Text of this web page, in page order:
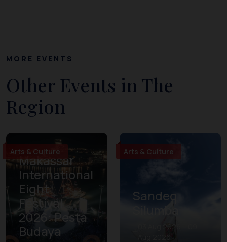
MORE EVENTS
Other Events in The
Region
Arts & Culture
Makassar
International
Eight
Festival
2026: Pesta
Budaya
Arts & Culture
Sandeq
Silumba
03 Aug 2026 – 09